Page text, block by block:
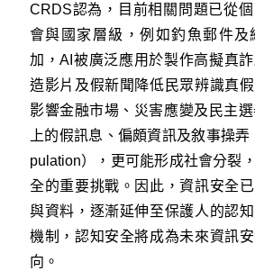
CRDS認為，目前相關問題已從
會與國家層級，例如釣魚郵件及
加，AI被廣泛應用於製作高擬真
造影片及假新聞降低民眾辨識真
影響金融市場、災害應變及民主
上的假訊息、偏頗資訊及敘事操
pulation），更可能形成社會分裂
全的重要挑戰。因此，資訊安全
與資料，逐漸延伸至保護人的認
機制，認知安全將成為未來資訊
向。